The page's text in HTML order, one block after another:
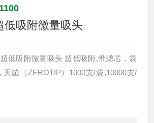
低吸附微量吸头
菌（ZEROTIP）1000支/袋,10000支/